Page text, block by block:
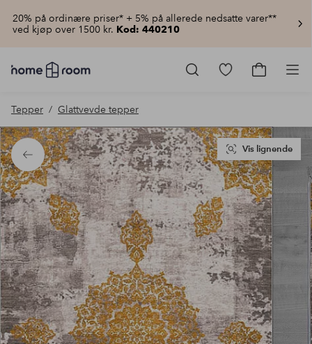
20% på ordinære priser* + 5% på allerede nedsatte varer**
ved kjøp over 1500 kr. Kod: 440210
Homeroom
–
hjemmet
til
lav
pris
Gå
Gå
Tepper Glattvevde tepper
Tilbake
Vis lignende